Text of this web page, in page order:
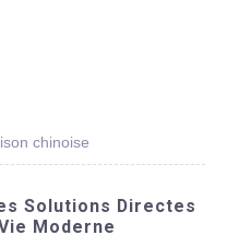
chinoise
Solutions Directes
Moderne